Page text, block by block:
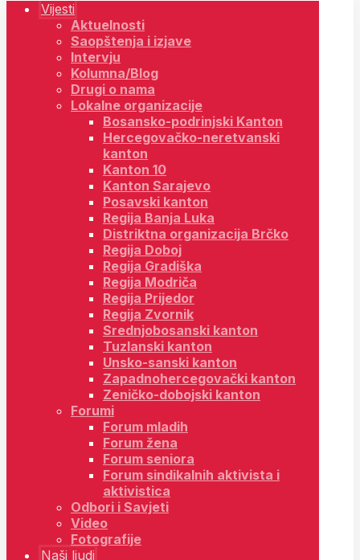
Vijesti
Aktuelnosti
Saopštenja i izjave
Intervju
Kolumna/Blog
Drugi o nama
Lokalne organizacije
Bosansko-podrinjski Kanton
Hercegovačko-neretvanski
kanton
Kanton 10
Kanton Sarajevo
Posavski kanton
Regija Banja Luka
Distriktna organizacija Brčko
Regija Doboj
Regija Gradiška
Regija Modriča
Regija Prijedor
Regija Zvornik
Srednjobosanski kanton
Tuzlanski kanton
Unsko-sanski kanton
Zapadnohercegovački kanton
Zeničko-dobojski kanton
Forumi
Forum mladih
Forum žena
Forum seniora
Forum sindikalnih aktivista i
aktivistica
Odbori i Savjeti
Video
Fotografije
Naši ljudi